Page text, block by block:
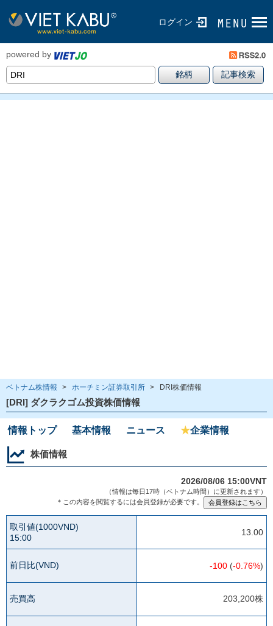
ログイン
powered by
ベトナム株情報 > ホーチミン証券取引所 > DRI株価情報
[DRI] ダクラクゴム投資株価情報
情報トップ 基本情報 ニュース ★企業情報
株価情報
2026/08/06 15:00VNT
（情報は毎日17時（ベトナム時間）に更新されます）
＊この内容を閲覧するには会員登録が必要です。
取引値(1000VND)
15:00
13.00
前日比(VND) -100 (-0.76%)
売買高 203,200株